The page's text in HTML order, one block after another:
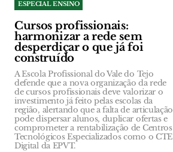
ESPECIAL ENSINO
Cursos profissionais:
harmonizar a rede sem
desperdiçar o que já foi
construído
A Escola Profissional do Vale do Tejo
defende que a nova organização da rede
de cursos profissionais deve valorizar o
investimento já feito pelas escolas da
região, alertando que a falta de articulação
pode dispersar alunos, duplicar ofertas e
comprometer a rentabilização de Centros
Tecnológicos Especializados como o CTE
Digital da EPVT.